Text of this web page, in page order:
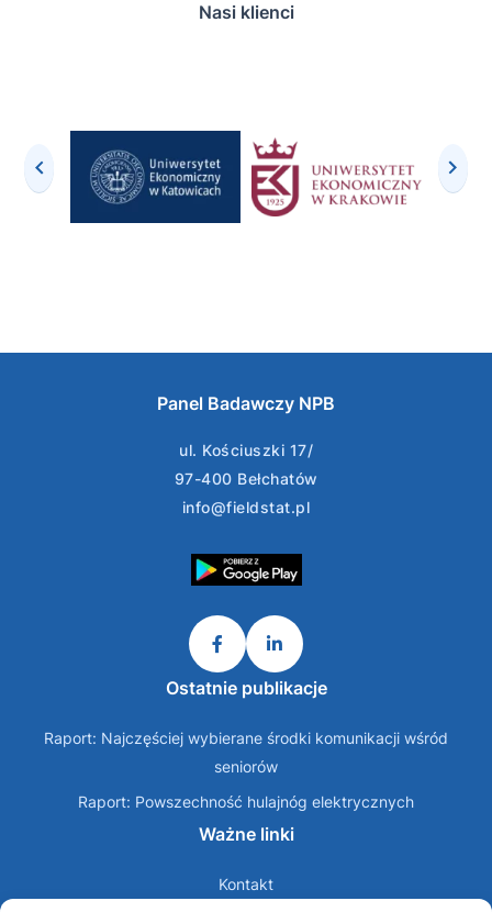
Nasi klienci
Panel Badawczy NPB
ul. Kościuszki 17/
97-400 Bełchatów
info@fieldstat.pl
Ostatnie publikacje
Raport: Najczęściej wybierane środki komunikacji wśród
seniorów
Raport: Powszechność hulajnóg elektrycznych
Ważne linki
Kontakt